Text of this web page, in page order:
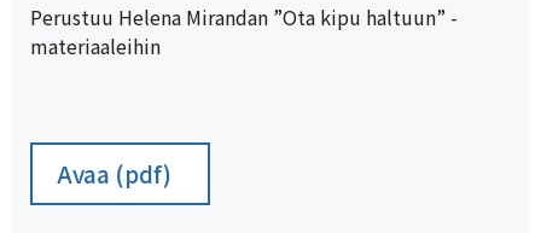
Perustuu Helena Mirandan ”Ota kipu haltuun” -
materiaaleihin
Avaa (pdf)